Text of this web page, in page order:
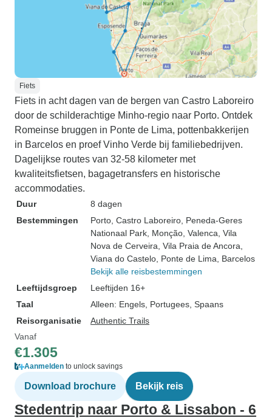
Fiets
Fiets in acht dagen van de bergen van Castro Laboreiro
door de schilderachtige Minho-regio naar Porto. Ontdek
Romeinse bruggen in Ponte de Lima, pottenbakkerijen
in Barcelos en proef Vinho Verde bij familiebedrijven.
Dagelijkse routes van 32-58 kilometer met
kwaliteitsfietsen, bagagetransfers en historische
accommodaties.
Duur
8 dagen
Bestemmingen
Porto , Castro Laboreiro , Peneda-Geres
Nationaal Park , Monção , Valenca , Vila
Nova de Cerveira , Vila Praia de Ancora
Viana do Castelo , Ponte de Lima , Barcelos
Bekijk alle reisbestemmingen
Leeftijdsgroep
Leeftijden 16+
Taal
Alleen: Engels, Portugees, Spaans
Reisorganisatie
Authentic Trails
Vanaf
€1.305
Aanmelden to unlock savings
Download brochure Bekijk reis
Stedentrip naar Porto & Lissabon - 6